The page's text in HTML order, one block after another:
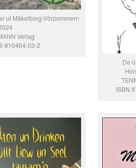
ut Mäkelborg-Vörpommern
Verlag
910464-03-2
De
ISBN